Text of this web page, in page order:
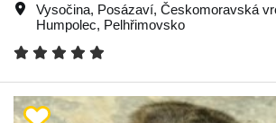
Vysočina, Posázaví, Českomoravská
Humpolec, Pelhřimovsko